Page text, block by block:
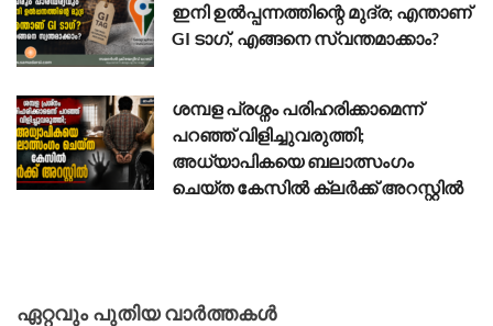
ഇനി ഉൽപ്പന്നത്തിന്റെ മുദ്ര; എന്താണ്
GI ടാഗ്, എങ്ങനെ സ്വന്തമാക്കാം?
ശമ്പള പ്രശ്നം പരിഹരിക്കാമെന്ന്
പറഞ്ഞ് വിളിച്ചുവരുത്തി;
അധ്യാപികയെ ബലാത്സംഗം
ചെയ്ത കേസിൽ ക്ലർക്ക് അറസ്റ്റിൽ
ഏറ്റവും പുതിയ വാർത്തകൾ